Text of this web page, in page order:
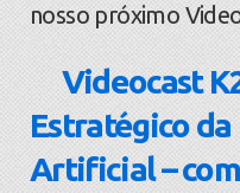
nosso próximo
Videocast
Estratégico
Artificial –